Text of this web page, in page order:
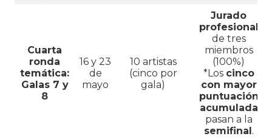
Cuarta
ronda
temática:
Galas 7 y
8
16 y 23
de
mayo
10 artistas
(cinco por
gala)
Jurado
profesional
de tres
miembros
(100%)
*Los cinco
con mayor
puntuación
acumulada
pasan a la
semifinal.